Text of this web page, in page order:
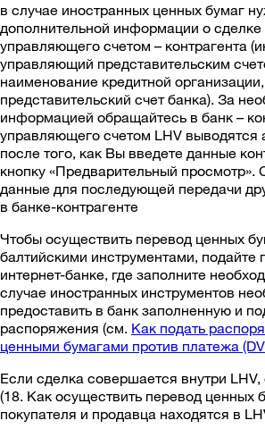
в случае иностранных ценных бумаг
дополнительной информации о
управляющего счетом – контрагента
управляющий представительским
наименование кредитной
представительский счет банка). За
информацией обращайтесь в банк –
управляющего счетом LHV выводятся
после того, как Вы введете данные
кнопку «Предварительный просмотр».
данные для последующей передачи
в банке-контрагенте
Чтобы осуществить перевод ценных
балтийскими инструментами, подайте
интернет-банке, где заполните
случае иностранных инструментов
предоставить в банк заполненную и
распоряжения (см. Как подать
ценными бумагами против платежа
Если сделка совершается внутри
(18. Как осуществить перевод ценных
покупателя и продавца находятся в